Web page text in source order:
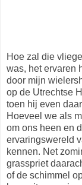
Hoe zal die
was, het ervaren
door mijn
op de Utrechtse
toen hij even
Hoeveel we als
om ons heen en
ervaringswereld
kennen. Net
grasspriet
of de schimmel